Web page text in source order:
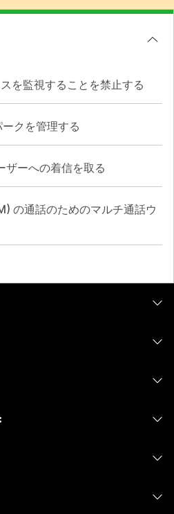
を監視することを禁止する
クを管理する
ーへの着信を取る
の通話のためのマルチ通話ウ
Meetings